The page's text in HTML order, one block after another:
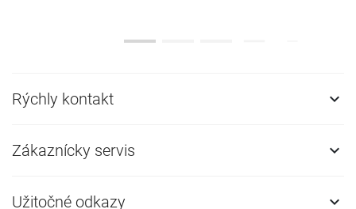
Rýchly kontakt 
Zákaznícky servis 
Užitočné odkazy 